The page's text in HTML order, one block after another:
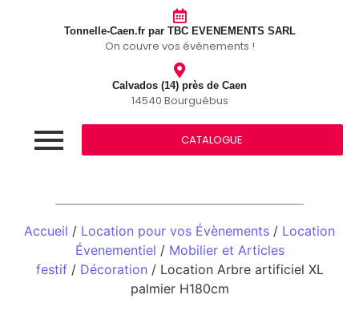
Tonnelle-Caen.fr par TBC EVENEMENTS SARL
On couvre vos événements !
Calvados (14) près de Caen
14540 Bourguébus
CATALOGUE
Accueil / Location pour vos Évènements / Location
Évenementiel / Mobilier et Articles
festif/ Décoration / Location Arbre artificiel XL
palmier H180cm